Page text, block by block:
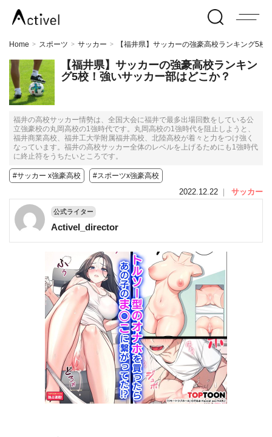
Home > スポーツ > サッカー > 【福井県】サッカーの強豪高校ランキング5校
【福井県】サッカーの強豪高校ランキン
グ5校！強いサッカー部はどこか？
福井の高校サッカー情勢は、全国大会に福井で最多出場回数をしている公
立強豪校の丸岡高校の1強時代です。丸岡高校の1強時代を阻止しようと、
福井商業高校、福井工大学附属福井高校、北陸高校が着々と力をつけ強く
なっています。福井の高校サッカー全体のレベルを上げるためにも1強時代
に終止符をうちたいところです。
#サッカー x強豪高校 #スポーツx強豪高校
2022.12.22 ｜ サッカー
公式ライター
Activel_director